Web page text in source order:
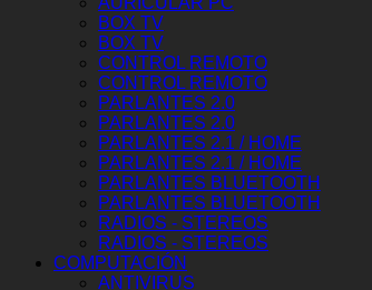
BOX TV
BOX TV
CONTROL REMOTO
CONTROL REMOTO
PARLANTES 2.0
PARLANTES 2.0
PARLANTES 2.1 / HOME
PARLANTES 2.1 / HOME
PARLANTES BLUETOOTH
PARLANTES BLUETOOTH
RADIOS - STEREOS
RADIOS - STEREOS
COMPUTACIÓN
ANTIVIRUS